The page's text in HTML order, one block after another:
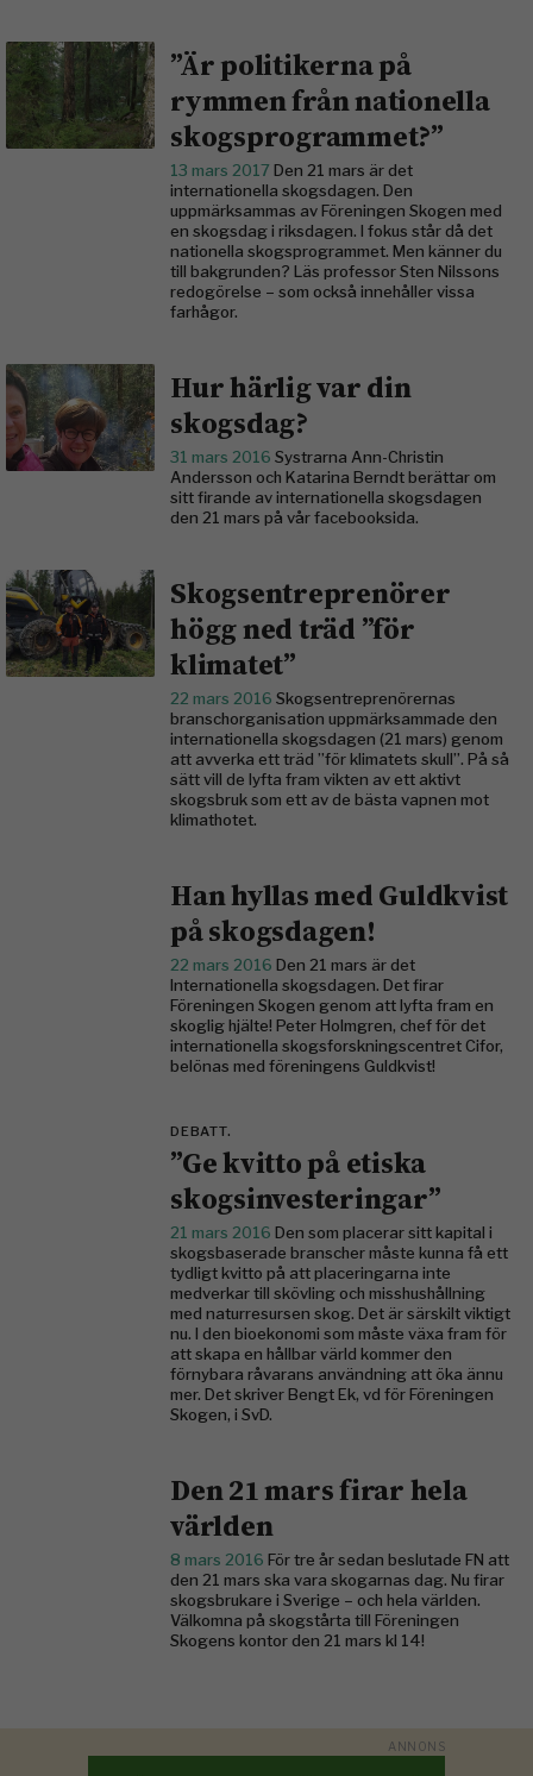
”Är politikerna på
rymmen från nationella
skogsprogrammet?”
13 mars 2017 Den 21 mars är det
internationella skogsdagen. Den
uppmärksammas av Föreningen Skogen med
en skogsdag i riksdagen. I fokus står då det
nationella skogsprogrammet. Men känner du
till bakgrunden? Läs professor Sten Nilssons
redogörelse – som också innehåller vissa
farhågor.
Hur härlig var din
skogsdag?
31 mars 2016 Systrarna Ann-Christin
Andersson och Katarina Berndt berättar om
sitt firande av internationella skogsdagen
den 21 mars på vår facebooksida.
Skogsentreprenörer
högg ned träd ”för
klimatet”
22 mars 2016 Skogsentreprenörernas
branschorganisation uppmärksammade den
internationella skogsdagen (21 mars) genom
att avverka ett träd ”för klimatets skull”. På så
sätt vill de lyfta fram vikten av ett aktivt
skogsbruk som ett av de bästa vapnen mot
klimathotet.
Han hyllas med Guldkvist
på skogsdagen!
22 mars 2016 Den 21 mars är det
Internationella skogsdagen. Det firar
Föreningen Skogen genom att lyfta fram en
skoglig hjälte! Peter Holmgren, chef för det
internationella skogsforskningscentret Cifor,
belönas med föreningens Guldkvist!
DEBATT.
”Ge kvitto på etiska
skogsinvesteringar”
21 mars 2016 Den som placerar sitt kapital i
skogsbaserade branscher måste kunna få ett
tydligt kvitto på att placeringarna inte
medverkar till skövling och misshushållning
med naturresursen skog. Det är särskilt viktigt
nu. I den bioekonomi som måste växa fram för
att skapa en hållbar värld kommer den
förnybara råvarans användning att öka ännu
mer. Det skriver Bengt Ek, vd för Föreningen
Skogen, i SvD.
Den 21 mars firar hela
världen
8 mars 2016 För tre år sedan beslutade FN att
den 21 mars ska vara skogarnas dag. Nu firar
skogsbrukare i Sverige – och hela världen.
Välkomna på skogstårta till Föreningen
Skogens kontor den 21 mars kl 14!